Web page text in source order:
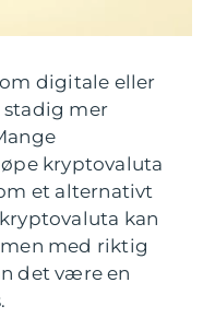
digitale eller
mer
kryptovaluta
et alternativt
kan
med riktig
det være en